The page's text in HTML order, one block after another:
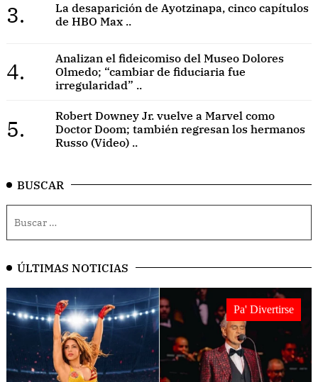
3.
La desaparición de Ayotzinapa, cinco capítulos
de HBO Max ..
4.
Analizan el fideicomiso del Museo Dolores
Olmedo; “cambiar de fiduciaria fue
irregularidad” ..
5.
Robert Downey Jr. vuelve a Marvel como
Doctor Doom; también regresan los hermanos
Russo (Video) ..
BUSCAR
ÚLTIMAS NOTICIAS
Pa' Divertirse